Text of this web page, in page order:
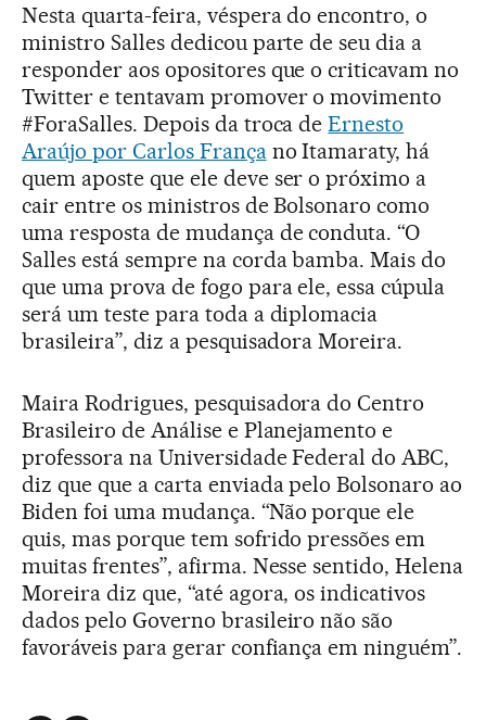
Nesta quarta-feira, véspera do encontro, o
ministro Salles dedicou parte de seu dia a
responder aos opositores que o criticavam no
Twitter e tentavam promover o movimento
#ForaSalles. Depois da troca deErnesto
Araújo por Carlos Françano Itamaraty, há
quem aposte que ele deve ser o próximo a
cair entre os ministros de Bolsonaro como
uma resposta de mudança de conduta. “O
Salles está sempre na corda bamba. Mais do
que uma prova de fogo para ele, essa cúpula
será um teste para toda a diplomacia
brasileira”, diz a pesquisadora Moreira.
Maira Rodrigues, pesquisadora do Centro
Brasileiro de Análise e Planejamento e
professora na Universidade Federal do ABC,
diz que que a carta enviada pelo Bolsonaro ao
Biden foi uma mudança. “Não porque ele
quis, mas porque tem sofrido pressões em
muitas frentes”, afirma. Nesse sentido, Helena
Moreira diz que, “até agora, os indicativos
dados pelo Governo brasileiro não são
favoráveis para gerar confiança em ninguém”.